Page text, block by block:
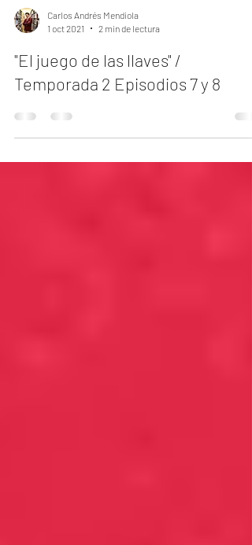
Carlos Andrés Mendiola
1 oct 2021
2 min de lectura
Temporada 2 Episodios 7 y 8